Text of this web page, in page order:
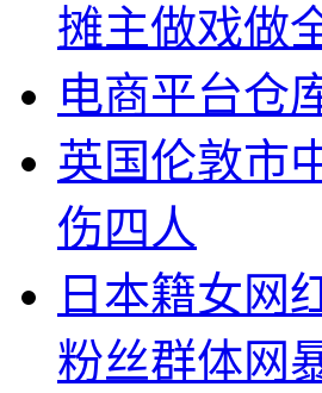
摊主做戏做
电商平台仓
英国伦敦市
伤四人
日本籍女网
粉丝群体网